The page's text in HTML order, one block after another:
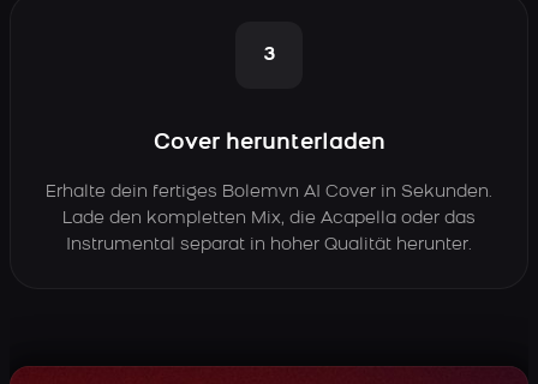
3
Cover herunterladen
Erhalte dein fertiges Bolemvn AI Cover in Sekunden.
Lade den kompletten Mix, die Acapella oder das
Instrumental separat in hoher Qualität herunter.